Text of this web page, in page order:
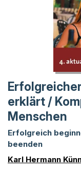
erklärt /
Menschen
Erfolgreich
beenden
Karl Hermann